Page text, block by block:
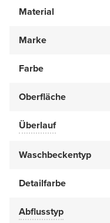
Material
Marke
Farbe
Oberfläche
Überlauf
Waschbeckentyp
Detailfarbe
Abflusstyp